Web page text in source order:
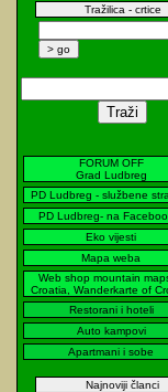
Tražilica - crtice
FORUM OFF
Grad Ludbreg
PD Ludbreg - službene
PD Ludbreg- na
Eko vijesti
Mapa weba
Web shop mountain
Croatia, Wanderkarte of
Restorani i hoteli
Auto kampovi
Apartmani i sobe
Najnoviji članci